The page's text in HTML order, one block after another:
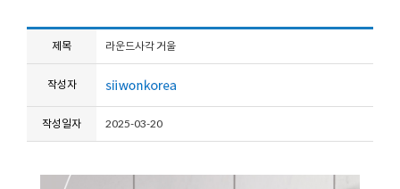
제목 라운드사각 거울
작성자
작성일자 2025-03-20